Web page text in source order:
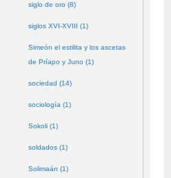
siglo de oro (8)
siglos XVI-XVIII (1)
Simeón el estilita y los ascetas
de Príapo y Juno (1)
sociedad (14)
sociología (1)
Sokoli (1)
soldados (1)
Solimaán (1)